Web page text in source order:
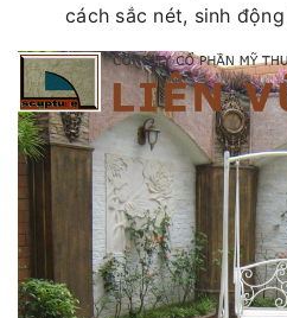
cách sắc nét, sinh